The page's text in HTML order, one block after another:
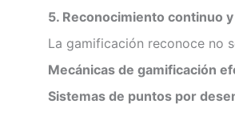
5. Reconocimiento continuo
La gamificación reconoce no
Mecánicas de gamificación
Sistemas de puntos por